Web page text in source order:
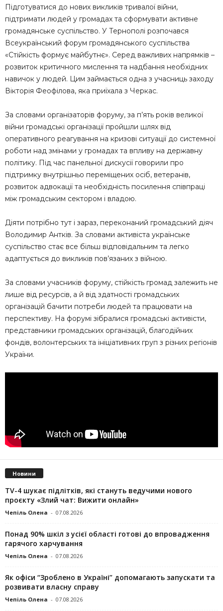
Підготуватися до нових викликів тривалої війни,
підтримати людей у громадах та сформувати активне
громадянське суспільство. У Тернополі розпочався
Всеукраїнський форум громадянського суспільства
«Стійкість формує майбутнє». Серед важливих напрямків –
розвиток критичного мислення та надбання необхідних
навичок у людей. Цим займається одна з учасниць заходу
Вікторія Феофілова, яка приїхала з Черкас.
За словами організаторів форуму, за п’ять років великої
війни громадські організації пройшли шлях від
оперативного реагування на кризові ситуації до системної
роботи над змінами у громадах та впливу на державну
політику. Під час панельної дискусії говорили про
підтримку внутрішньо переміщених осіб, ветеранів,
розвиток адвокації та необхідність посилення співпраці
між громадським сектором і владою.
Діяти потрібно тут і зараз, переконаний громадський діяч
Володимир Антків. За словами активіста українське
суспільство стає все більш відповідальним та легко
адаптується до викликів пов’язаних з війною.
За словами учасників форуму, стійкість громад залежить не
лише від ресурсів, а й від здатності громадських
організацій бачити потреби людей та працювати на
перспективу. На форумі зібралися громадські активісти,
представники громадських організацій, благодійних
фондів, волонтерських та ініціативних груп з різних регіонів
України.
Новини
TV-4 шукає підлітків, які стануть ведучими нового
проєкту «Злий чат: Вижити онлайн»
Чепіль Олена - 07.08.2026
Понад 90% шкіл з усієї області готові до впровадження
гарячого харчування
Чепіль Олена - 07.08.2026
Як офіси “Зроблено в Україні” допомагають запускaти та
розвивати власну справу
Чепіль Олена - 07.08.2026